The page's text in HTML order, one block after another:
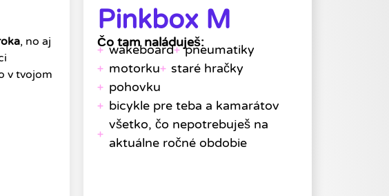
, no aj
v tvojom
Pinkbox M
Čo tam naláduješ:
wakeboard
pneumatiky
motorku
staré hračky
pohovku
bicykle pre teba a kamarátov
všetko, čo nepotrebuješ na
aktuálne ročné obdobie